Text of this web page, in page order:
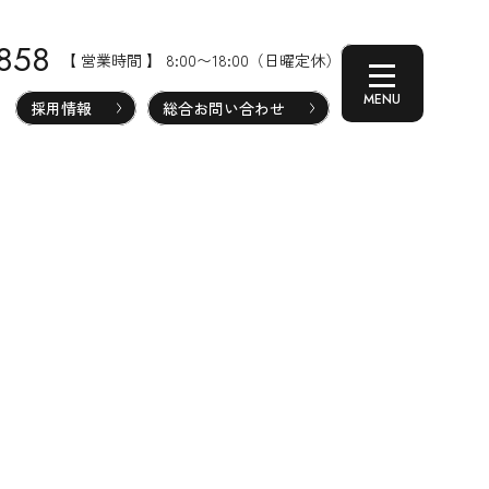
採用情報 総合お問い合わせ
【 営業時間 】 8:00〜18:00（日曜定休）